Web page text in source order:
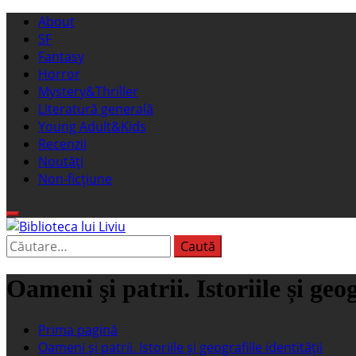
Sari
conținut
Meniu
principal
About
SF
Fantasy
Horror
Mystery&Thriller
Literatură generală
Young Adult&Kids
Recenzii
Noutăți
Non-ficțiune
Biblioteca lui Liviu
Fostul blog FanSF
Caută
după:
Oameni şi patrii. Istoriile și
Prima pagină
Oameni şi patrii. Istoriile și geografiile identității